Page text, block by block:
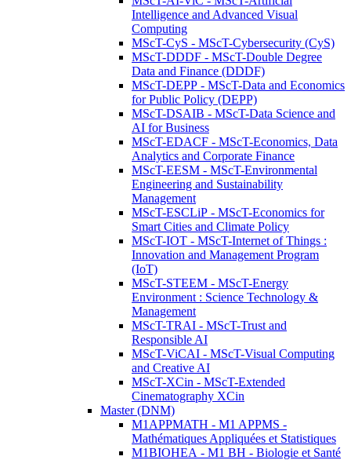
Intelligence and Advanced Visual
Computing
MScT-CyS - MScT-Cybersecurity (CyS)
MScT-DDDF - MScT-Double Degree
Data and Finance (DDDF)
MScT-DEPP - MScT-Data and Economics
for Public Policy (DEPP)
MScT-DSAIB - MScT-Data Science and
AI for Business
MScT-EDACF - MScT-Economics, Data
Analytics and Corporate Finance
MScT-EESM - MScT-Environmental
Engineering and Sustainability
Management
MScT-ESCLiP - MScT-Economics for
Smart Cities and Climate Policy
MScT-IOT - MScT-Internet of Things :
Innovation and Management Program
(IoT)
MScT-STEEM - MScT-Energy
Environment : Science Technology &
Management
MScT-TRAI - MScT-Trust and
Responsible AI
MScT-ViCAI - MScT-Visual Computing
and Creative AI
MScT-XCin - MScT-Extended
Cinematography XCin
Master (DNM)
M1APPMATH - M1 APPMS -
Mathématiques Appliquées et Statistiques
M1BIOHEA - M1 BH - Biologie et Santé